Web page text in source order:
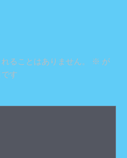
ることはありません。 ※ が
す